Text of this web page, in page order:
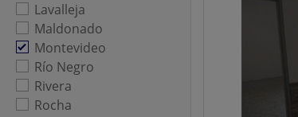
Lavalleja
Maldonado
Montevideo
Río Negro
Rivera
Rocha